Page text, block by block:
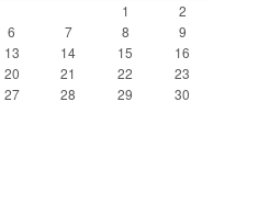
1
2
6 7 8
9
13 14 15
16
20 21 22
23
27 28 29
30